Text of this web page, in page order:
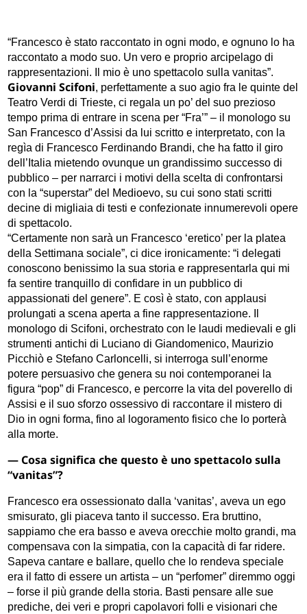
“Francesco è stato raccontato in ogni modo, e ognuno lo ha
raccontato a modo suo. Un vero e proprio arcipelago di
rappresentazioni. Il mio è uno spettacolo sulla vanitas”.
Giovanni Scifoni, perfettamente a suo agio fra le quinte del
Teatro Verdi di Trieste, ci regala un po’ del suo prezioso
tempo prima di entrare in scena per “Fra’” – il monologo su
San Francesco d’Assisi da lui scritto e interpretato, con la
regìa di Francesco Ferdinando Brandi, che ha fatto il giro
dell’Italia mietendo ovunque un grandissimo successo di
pubblico – per narrarci i motivi della scelta di confrontarsi
con la “superstar” del Medioevo, su cui sono stati scritti
decine di migliaia di testi e confezionate innumerevoli opere
di spettacolo.
“Certamente non sarà un Francesco ‘eretico’ per la platea
della Settimana sociale”, ci dice ironicamente: “i delegati
conoscono benissimo la sua storia e rappresentarla qui mi
fa sentire tranquillo di confidare in un pubblico di
appassionati del genere”. E così è stato, con applausi
prolungati a scena aperta a fine rappresentazione. Il
monologo di Scifoni, orchestrato con le laudi medievali e gli
strumenti antichi di Luciano di Giandomenico, Maurizio
Picchiò e Stefano Carloncelli, si interroga sull’enorme
potere persuasivo che genera su noi contemporanei la
figura “pop” di Francesco, e percorre la vita del poverello di
Assisi e il suo sforzo ossessivo di raccontare il mistero di
Dio in ogni forma, fino al logoramento fisico che lo porterà
alla morte.
— Cosa significa che questo è uno spettacolo sulla
“vanitas”?
Francesco era ossessionato dalla ‘vanitas’, aveva un ego
smisurato, gli piaceva tanto il successo. Era bruttino,
sappiamo che era basso e aveva orecchie molto grandi, ma
compensava con la simpatia, con la capacità di far ridere.
Sapeva cantare e ballare, quello che lo rendeva speciale
era il fatto di essere un artista – un “perfomer” diremmo oggi
– forse il più grande della storia. Basti pensare alle sue
prediche, dei veri e propri capolavori folli e visionari che